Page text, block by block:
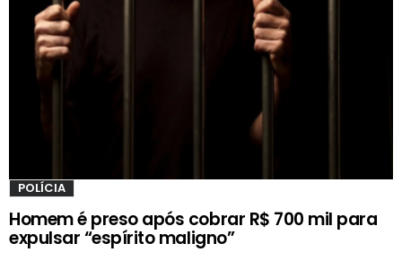
POLÍCIA
Homem é preso após cobrar R$ 700 mil para
expulsar “espírito maligno”